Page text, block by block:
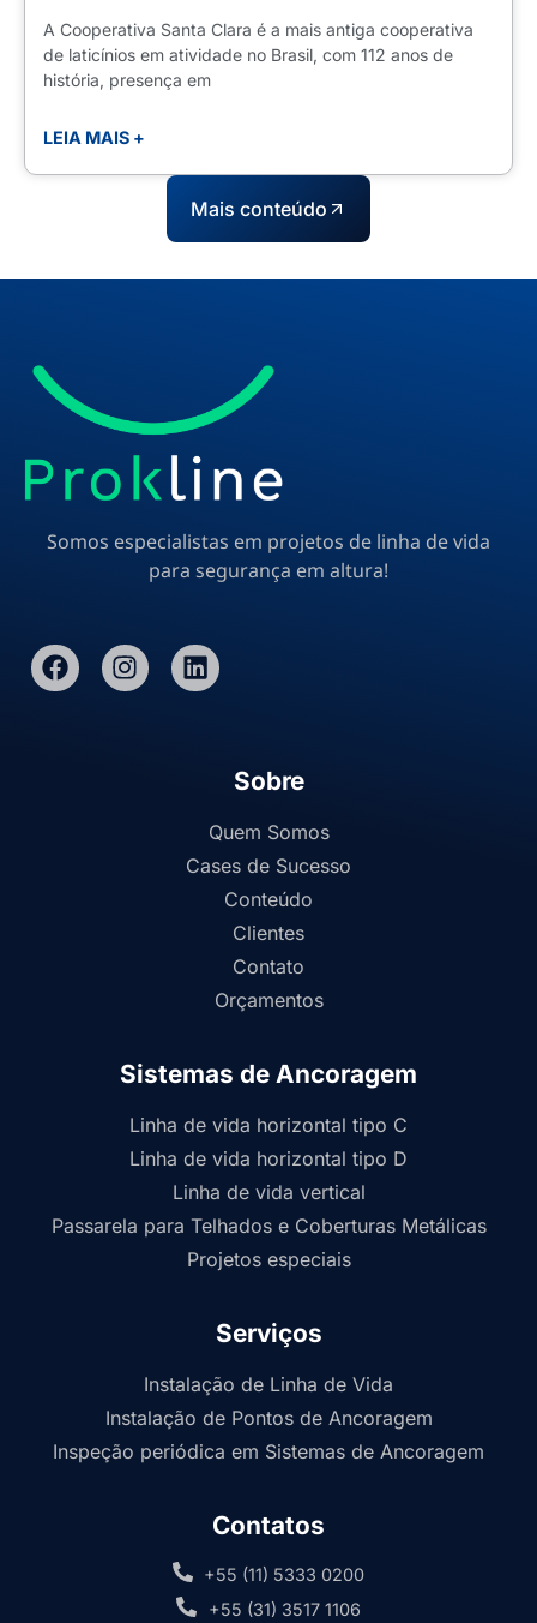
A Cooperativa Santa Clara é a mais antiga cooperativa
de laticínios em atividade no Brasil, com 112 anos de
história, presença em
LEIA MAIS +
Mais conteúdo
Somos especialistas em projetos de linha de vida
para segurança em altura!
Sobre
Quem Somos
Cases de Sucesso
Conteúdo
Clientes
Contato
Orçamentos
Sistemas de Ancoragem
Linha de vida horizontal tipo C
Linha de vida horizontal tipo D
Linha de vida vertical
Passarela para Telhados e Coberturas Metálicas
Projetos especiais
Serviços
Instalação de Linha de Vida
Instalação de Pontos de Ancoragem
Inspeção periódica em Sistemas de Ancoragem
Contatos
+55 (11) 5333 0200
+55 (31) 3517 1106